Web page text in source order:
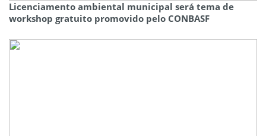
Licenciamento ambiental municipal será tema de
workshop gratuito promovido pelo CONBASF